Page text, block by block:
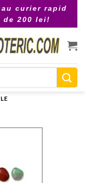
curier rapid
de 200 lei!